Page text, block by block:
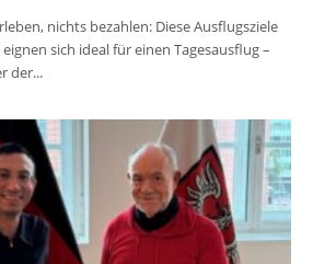
nichts bezahlen: Diese Ausflugsziele
sich ideal für einen Tagesausflug –
der...